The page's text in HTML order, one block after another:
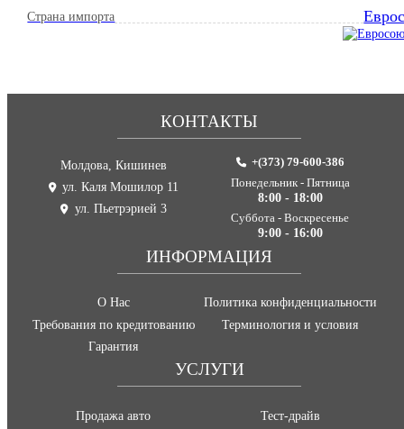
Страна импорта
УСЛУГИ
Продажа авто
Тест-драйв
ИНФОРМАЦИЯ
О Нас
Требования по кредитованию
Гарантия
Политика конфиденциальности
Терминология и условия
КОНТАКТЫ
Молдова, Кишинев
ул. Каля Мошилор 11
ул. Пьетрэрией 3
+(373) 79-600-386
Понедельник - Пятница
8:00 - 18:00
Суббота - Воскресенье
9:00 - 16:00